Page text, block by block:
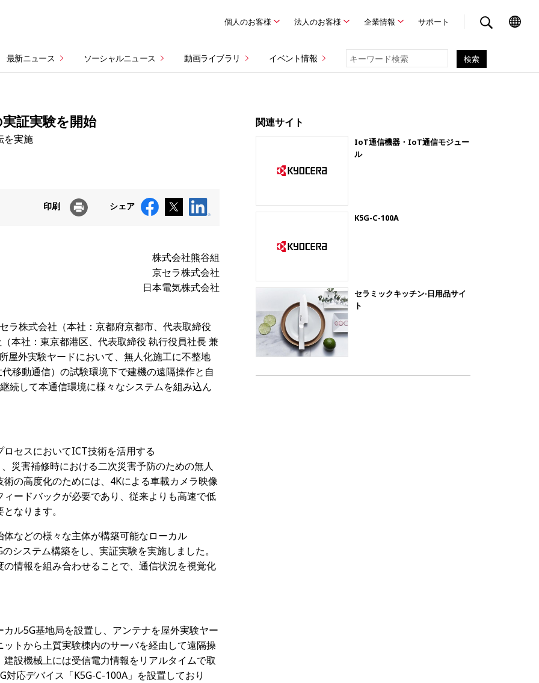
個人のお客様 法人のお客様 企業情報 サポート
最新ニュース ソーシャルニュース 動画ライブラリ イベント情報
証実験を開始
を実施
印刷 シェア
株式会社熊谷組
京セラ株式会社
日本電気株式会社
ラ株式会社（本社：京都府京都市、代表取締役
本社：東京都港区、代表取締役 執行役員社長 兼
屋外実験ヤードにおいて、無人化施工に不整地
移動通信）の試験環境下で建機の遠隔操作と自
続して本通信環境に様々なシステムを組み込ん
セスにおいてICT技術を活用する
災害補修時における二次災害予防のための無人
の高度化のためには、 4Kによる車載カメラ映像
ードバックが必要であり、従来よりも高速で低
なります。
などの様々な主体が構築可能なローカル
システム構築をし、実証実験を実施しました。
情報を組み合わせることで、通信状況を視覚化
ル5G基地局を設置し、アンテナを屋外実験ヤー
トから土質実験棟内のサーバを経由して遠隔操
設機械上には受信電力情報をリアルタイムで取
応デバイス「K5G-C-100A」を設置しており
関連サイト
IoT通信機器・IoT通信モジュー
ル
K5G-C-100A
セラミックキッチン·日用品サイ
ト